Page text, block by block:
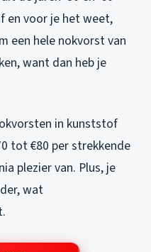
en voor je het weet,
een hele nokvorst van
want dan heb je
in kunststof
tot €80 per strekkende
plezier van. Plus, je
wat